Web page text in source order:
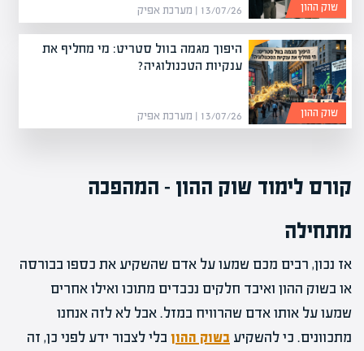
13/07/26 | מערכת אפיק שוק ההון
היפוך מגמה בוול סטריט: מי מחליף את
ענקיות הטכנולוגיה?
13/07/26 | מערכת אפיק שוק ההון
קורס לימוד שוק ההון – המהפכה
מתחילה
אז נכון, רבים מכם שמעו על אדם שהשקיע את כספו בבורסה
או בשוק ההון ואיבד חלקים נכבדים מתוכו ואילו אחרים
שמעו על אותו אדם שהרוויח במזל. אבל לא לזה אנחנו
מתכוונים. כי להשקיע בשוק ההון בלי לצבור ידע לפני כן, זה